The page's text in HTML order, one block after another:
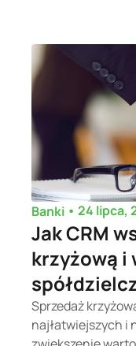
Banki • 24 lipca,
Jak CRM
krzyżową i
Sprzedaż
najłatwiejszych i